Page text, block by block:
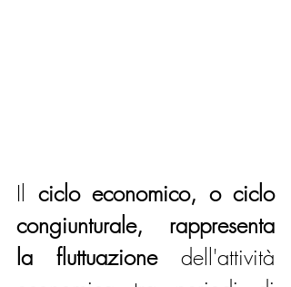
Il ciclo economico, o ciclo
congiunturale, rappresenta
la fluttuazione dell'attività